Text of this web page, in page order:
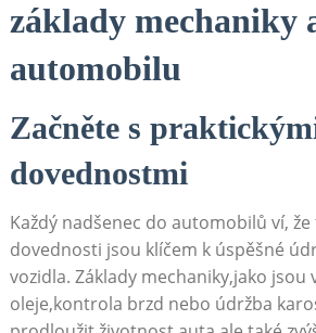
základy mechaniky
automobilu
Začněte s
dovednostmi
Každý nadšenec do automobilů ví,
dovednosti jsou klíčem k úspěšné
vozidla. Základy mechaniky,jako jsou
oleje,kontrola brzd nebo údržba